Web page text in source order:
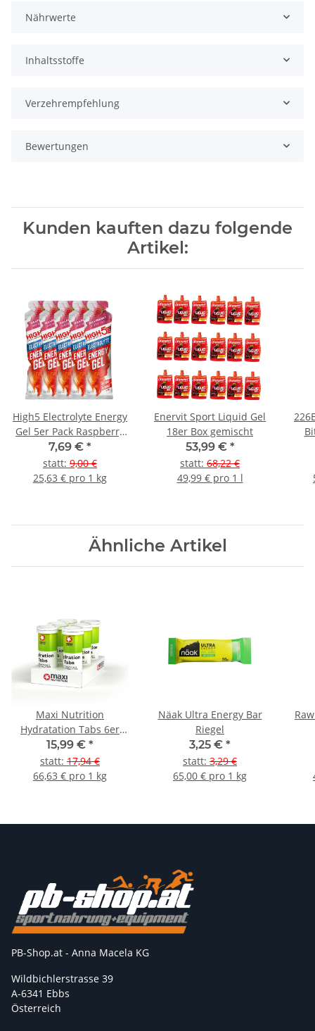
Nährwerte
Inhaltsstoffe
Verzehrempfehlung
Bewertungen
Kunden kauften dazu folgende
Artikel:
High5 Electrolyte Energy
Gel 5er Pack Raspberry
(Himbeere)
7,69 € *
statt: 9,00 €
25,63 € pro 1 kg
Enervit Sport Liquid Gel
18er Box gemischt
53,99 € *
statt: 68,22 €
49,99 € pro 1 l
Ähnliche Artikel
Maxi Nutrition
Hydratation Tabs 6er
Pack
15,99 € *
statt: 17,94 €
66,63 € pro 1 kg
Näak Ultra Energy Bar
Riegel
3,25 € *
statt: 3,29 €
65,00 € pro 1 kg
PB-Shop.at - Anna Macela KG
Wildbichlerstrasse 39
A-6341 Ebbs
Österreich